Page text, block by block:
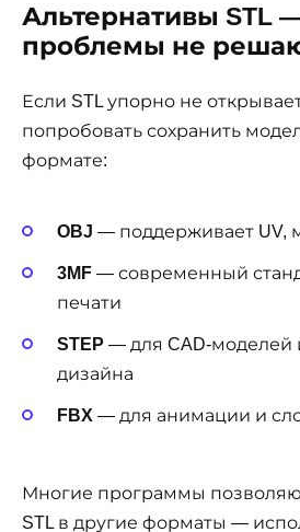
Альтернативы STL
проблемы не
Если STL упорно не
попробовать сохранить
формате:
OBJ — поддерживает UV,
3MF — современный
печати
STEP — для CAD-моделей
дизайна
FBX — для анимации и
Многие программы
STL в другие форматы —